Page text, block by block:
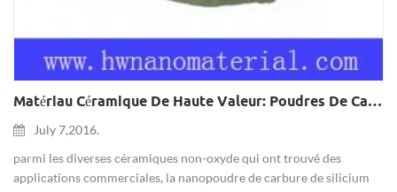
Matériau Céramique De Haute Valeur: Poudres De Carbure De Silicium
July 7,2016.
parmi les diverses céramiques non-oxyde qui ont trouvé des
applications commerciales, la nanopoudre de carbure de silicium